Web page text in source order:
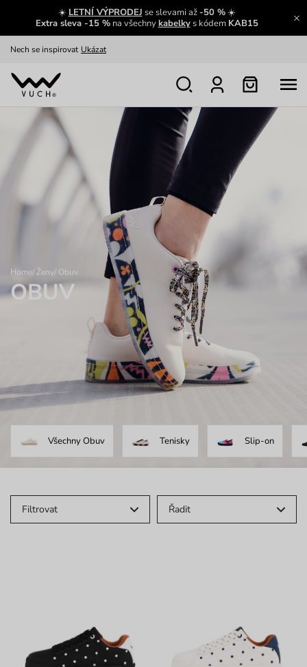
☀️ LETNÍ VÝPRODEJ se slevami až -50 %☀️
Extra sleva -15 %na všechnykabelkys kódem KAB15
Oblíbenci jsou zpět Prohlédnout
Nech se inspirovat Ukázat
Home/ Ženy/ Obuv
OBUV
Všechny Obuv Tenisky Slip-on
Filtrovat Řadit